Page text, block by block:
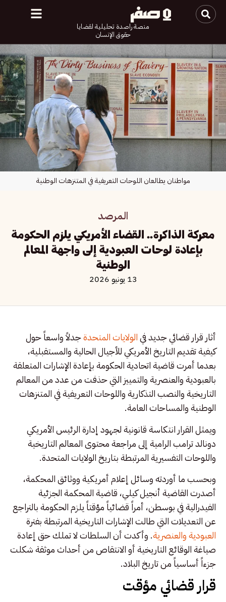
منصة راصدة تحليلية لقضايا
حقوق الإنسان
المرصد
معركة الذاكرة.. القضاء الأمريكي يلزم الحكومة
بإعادة لوحات العبودية إلى واجهة المعالم
الوطنية
13 يونيو 2026
مواطنان يطالعان اللوحات التعريفية في المتنزهات الوطنية
أثار قرار قضائي جديد فيالولايات المتحدةجدلاً واسعاً حول
كيفية تقديم التاريخ الأمريكي للأجيال الحالية والمستقبلية،
بعدما أمرت قاضية اتحادية الحكومة بإعادة الإشارات المتعلقة
بالعبودية والعنصرية والتمييز التي حذفت من عدد من المعالم
التاريخية والنصب التذكارية واللوحات التعريفية في المتنزهات
الوطنية والمساحات العامة.
ويمثل القرار انتكاسة قانونية لجهود إدارة الرئيس الأمريكي
دونالد ترامب الرامية إلى مراجعة محتوى المعالم التاريخية
واللوحات التفسيرية المرتبطة بتاريخ الولايات المتحدة.
وبحسب ما أوردته وسائل إعلام أمريكية ووثائق المحكمة،
أصدرت القاضية أنجيل كيلي، قاضية المحكمة الجزئية
الفيدرالية في بوسطن، أمراً قضائياً مؤقتاً يلزم الحكومة بالتراجع
عن التعديلات التي طالت الإشارات التاريخية المرتبطة بفترة
العبودية والعنصرية. وأكدت أن السلطات لا تملك حق إعادة
صياغة الوقائع التاريخية أو الانتقاص من أحداث موثقة شكلت
جزءاً أساسياً من تاريخ البلاد.
قرار قضائي مؤقت